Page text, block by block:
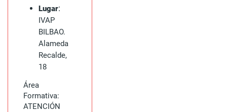
Lugar:
IVAP
BILBAO.
Alameda
Recalde,
18
Área
Formativa:
ATENCIÓN